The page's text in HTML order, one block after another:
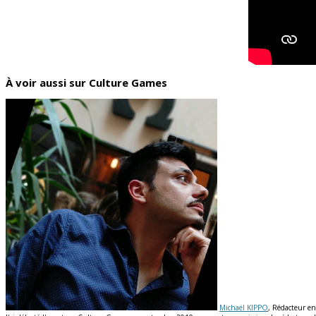
À voir aussi sur Culture Games
Michaël KIPPO, Rédacteur